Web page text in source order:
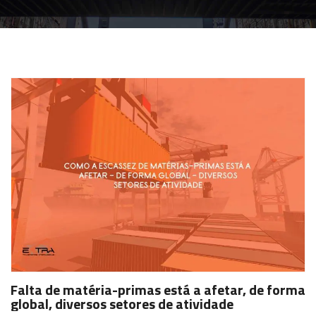
Falta de matéria-primas está a afetar, de forma
global, diversos setores de atividade